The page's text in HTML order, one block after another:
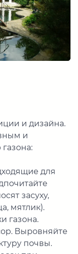
и дизайна.
и
для
засуху,
мятлик).
газона.
Выровняйте
почвы.